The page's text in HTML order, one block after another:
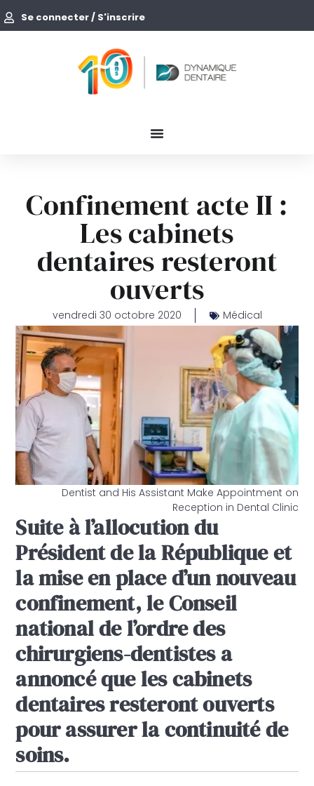
Se connecter / S'inscrire
Confinement acte II :
Les cabinets
dentaires resteront
ouverts
vendredi 30 octobre 2020 Médical
Dentist and His Assistant Make Appointment on
Reception in Dental Clinic
Suite à l’allocution du
Président de la République et
la mise en place d’un nouveau
confinement, le Conseil
national de l’ordre des
chirurgiens-dentistes a
annoncé que les cabinets
dentaires resteront ouverts
pour assurer la continuité de
soins.